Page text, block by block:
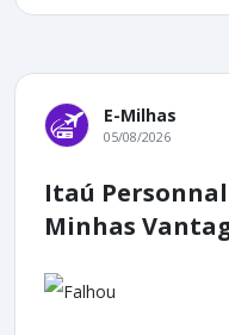
E-Milhas
05/08/2026
Itaú
Minhas